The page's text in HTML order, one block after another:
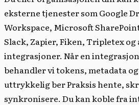
eksterne tjenester som Google
Workspace, Microsoft
Slack, Zapier, Fiken, Tripletex og
integrasjoner. Når en
behandler vi tokens, metadata
uttrykkelig ber Praksis hente,
synkronisere. Du kan koble fra